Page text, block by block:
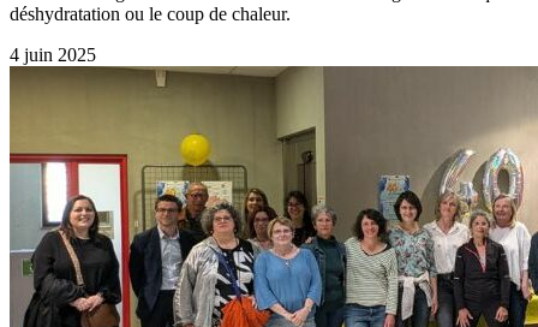
déshydratation ou le coup de chaleur.
4 juin 2025